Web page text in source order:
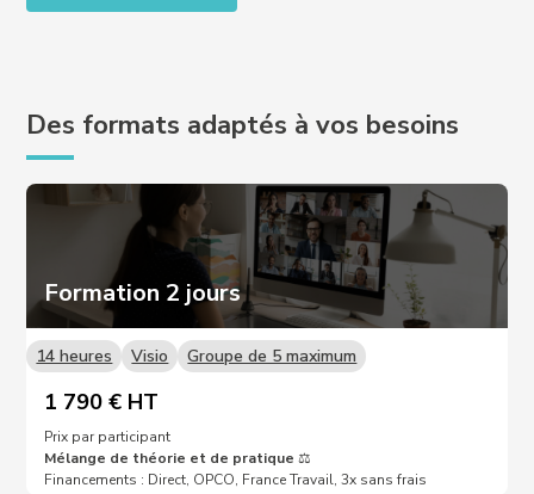
Des formats adaptés à vos besoins
Formation 2 jours
14 heures Visio Groupe de 5 maximum
1 790 € HT
Prix par participant
Mélange de théorie et de pratique⚖️
Financements : Direct, OPCO, France Travail, 3x sans frais